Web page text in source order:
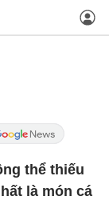
thể thiếu
là món cá